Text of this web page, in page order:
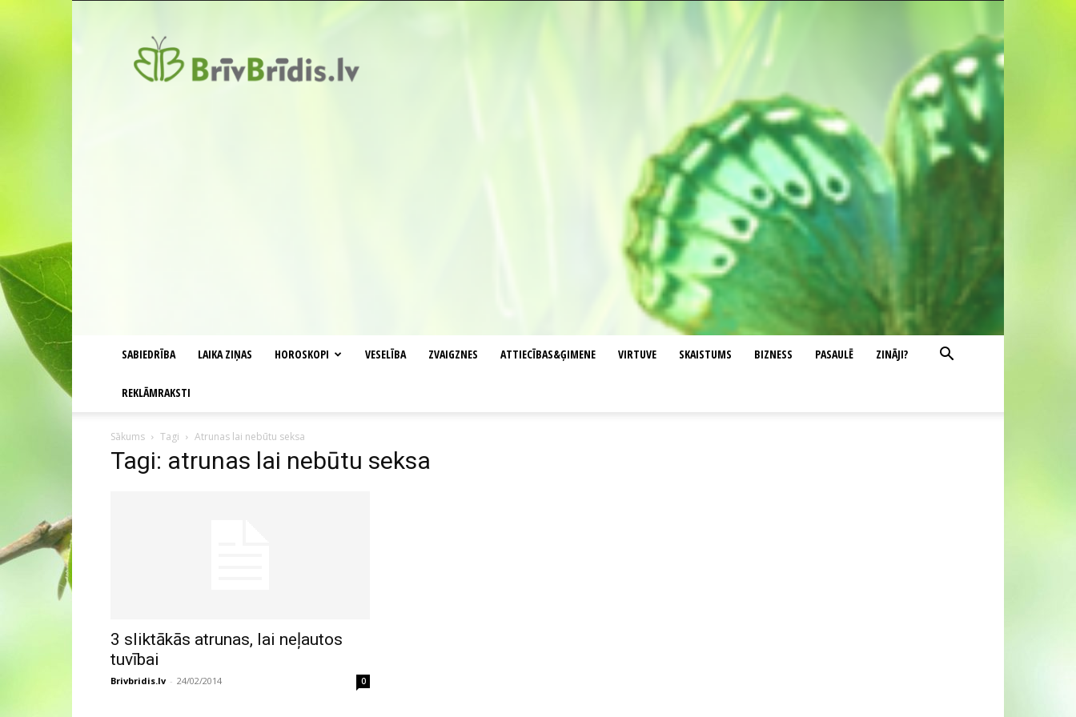
SABIEDRĪBA LAIKA ZIŅAS HOROSKOPI VESELĪBA ZVAIGZNES ATTIECĪBAS&ĢIMENE VIRTUVE SKAISTUMS BIZNESS PASAULĒ ZINĀJI?
REKLĀMRAKSTI
Sākums Tagi Atrunas lai nebūtu seksa
Tagi: atrunas lai nebūtu seksa
3 sliktākās atrunas, lai neļautos
tuvībai
Brivbridis.lv - 24/02/2014 0